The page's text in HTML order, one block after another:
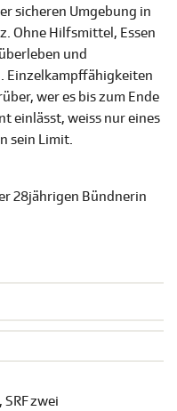
sicheren Umgebung in
Ohne Hilfsmittel, Essen
und
Einzelkampffähigkeiten
wer es bis zum Ende
einlässt, weiss nur eines
sein Limit.
28jährigen Bündnerin
zwei